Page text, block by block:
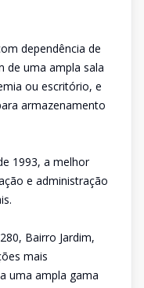
dependência de
de uma ampla sala
ou escritório, e
armazenamento
1993, a melhor
e administração
Bairro Jardim,
mais
uma ampla gama